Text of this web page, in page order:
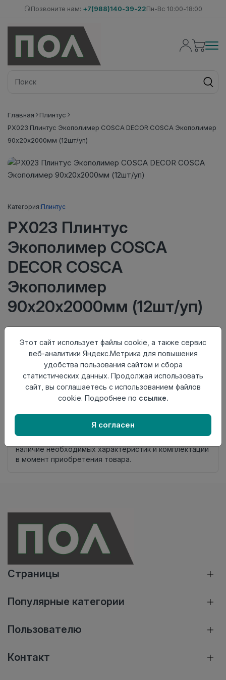
Позвоните нам: +7(988)140-39-22Пн-Вс 10:00-18:00
Главная
Плинтус
PX023 Плинтус Экополимер COSCA DECOR COSCA Экополимер
90х20х2000мм (12шт/уп)
Категория:Плинтус
PX023 Плинтус
Экополимер COSCA
DECOR COSCA
Экополимер
90х20х2000мм (12шт/уп)
Плинтус
АктуальностьАктуален
Материал
Экополимер
Осталось
5 шт
Добавить в корзину
Внимание! Внешний вид товара может отличаться от
представленного на настоящем сайте. Проверяйте
наличие необходимых характеристик и комплектации
в момент приобретения товара.
Страницы
Популярные категории
Пользователю
Контакт
Этот сайт использует файлы cookie, а также сервис
веб-аналитики Яндекс.Метрика для повышения
удобства пользования сайтом и сбора
статистических данных. Продолжая использовать
сайт, вы соглашаетесь с использованием файлов
cookie. Подробнее по ссылке.
Я согласен